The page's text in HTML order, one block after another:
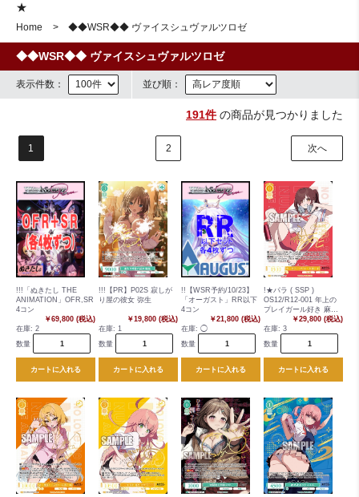
★
Home ◆◆WSR◆◆ ヴァイスシュヴァルツロゼ
◆◆WSR◆◆ ヴァイスシュヴァルツロゼ
表示件数： 並び順：
191件の商品が見つかりました
1 2 次へ
!!!「ぬきたし THE
ANIMATION」OFR,SR
4コン
￥69,800 (税込)
在庫: 2
数量
カートに入れる
!!!【PR】P02S 寂しが
り屋の彼女 弥生
￥19,800 (税込)
在庫: 1
数量
カートに入れる
!!【WSR予約/10/23】
「オーガスト」RR以下
4コン
￥21,800 (税込)
在庫: ◯
数量
カートに入れる
!★パラ ( SSP )
OS12/R12-001 年上の
プレイガール好き 麻沙
￥29,800 (税込)
在庫: 3
数量
カートに入れる